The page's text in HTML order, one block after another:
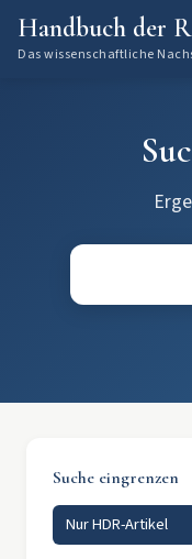
Handbuch der
Das wissenschaftliche
Suche eingrenzen
Nur HDR-Artikel